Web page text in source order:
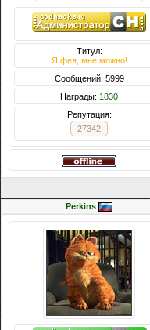
Титул:
Я фея, мне можно!
Сообщений: 5999
Награды: 1830
Репутация:
27342
Perkins